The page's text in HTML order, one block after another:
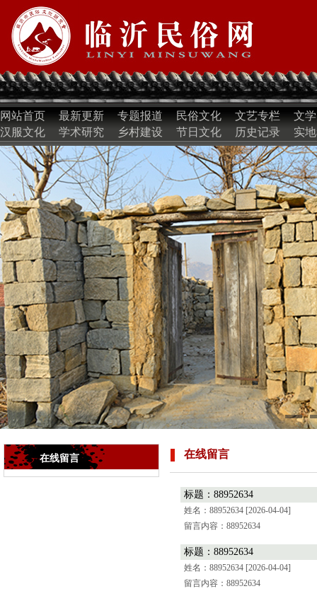
网站首页 最新更新 专题报道 民俗文化 文艺专栏
文
汉服文化
学术研究 乡村建设 节日文化 历史记录 实
在线留言 在线留言
标题：88952634
姓名：88952634 [2026-04-04]
留言内容：88952634
标题：88952634
姓名：88952634 [2026-04-04]
留言内容：88952634